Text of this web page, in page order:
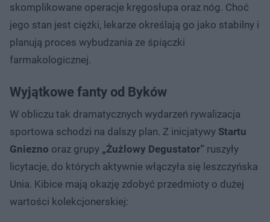
skomplikowane operacje kręgosłupa oraz nóg. Choć
jego stan jest ciężki, lekarze określają go jako stabilny i
planują proces wybudzania ze śpiączki
farmakologicznej.
Wyjątkowe fanty od Byków
W obliczu tak dramatycznych wydarzeń rywalizacja
sportowa schodzi na dalszy plan. Z inicjatywy Startu
Gniezno oraz grupy „Żużlowy Degustator” ruszyły
licytacje, do których aktywnie włączyła się leszczyńska
Unia. Kibice mają okazję zdobyć przedmioty o dużej
wartości kolekcjonerskiej: